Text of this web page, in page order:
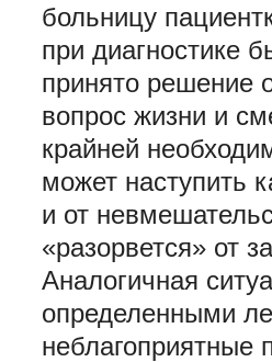
больницу
при диагностике
принято решение
вопрос жизни и
крайней
может наступить
и от
«разорвется» от
Аналогичная
определенными